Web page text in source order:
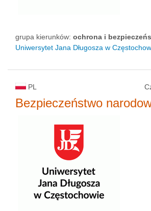
grupa kierunków: ochrona i
Uniwersytet Jana Długosza w
PL
Bezpieczeństwo